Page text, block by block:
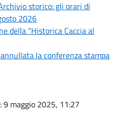
storico: gli orari di
2026
della “Historica Caccia al
la conferenza stampa
: 9 maggio 2025, 11:27